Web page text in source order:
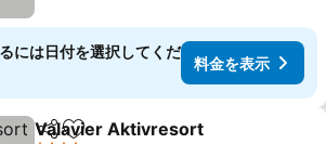
には日付を選択してくだ
料金を表示
シェア
Valavier Aktivresort